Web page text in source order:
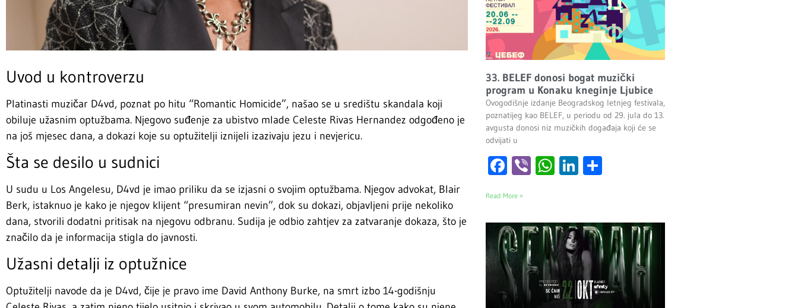
Uvod u kontroverzu
Platinasti muzičar D4vd, poznat po hitu “Romantic Homicide”, našao se u središtu skandala koji
obiluje užasnim optužbama. Njegovo suđenje za ubistvo mlade Celeste Rivas Hernandez odgođeno je
na još mjesec dana, a dokazi koje su optužitelji iznijeli izazivaju jezu i nevjericu.
Šta se desilo u sudnici
U sudu u Los Angelesu, D4vd je imao priliku da se izjasni o svojim optužbama. Njegov advokat, Blair
Berk, istaknuo je kako je njegov klijent “presumiran nevin”, dok su dokazi, objavljeni prije nekoliko
dana, stvorili dodatni pritisak na njegovu odbranu. Sudija je odbio zahtjev za zatvaranje dokaza, što je
značilo da je informacija stigla do javnosti.
Užasni detalji iz optužnice
Optužitelji navode da je D4vd, čije je pravo ime David Anthony Burke, na smrt izbo 14-godišnju
33. BELEF donosi bogat muzički
program u Konaku kneginje Ljubice
Ovogodišnje izdanje Beogradskog letnjeg festivala,
poznatijeg kao BELEF, u periodu od 29. jula do 13.
avgusta donosi niz muzičkih događaja koji će se
odvijati u
Facebook
ViberWhatsApp
LinkedIn
Read More »